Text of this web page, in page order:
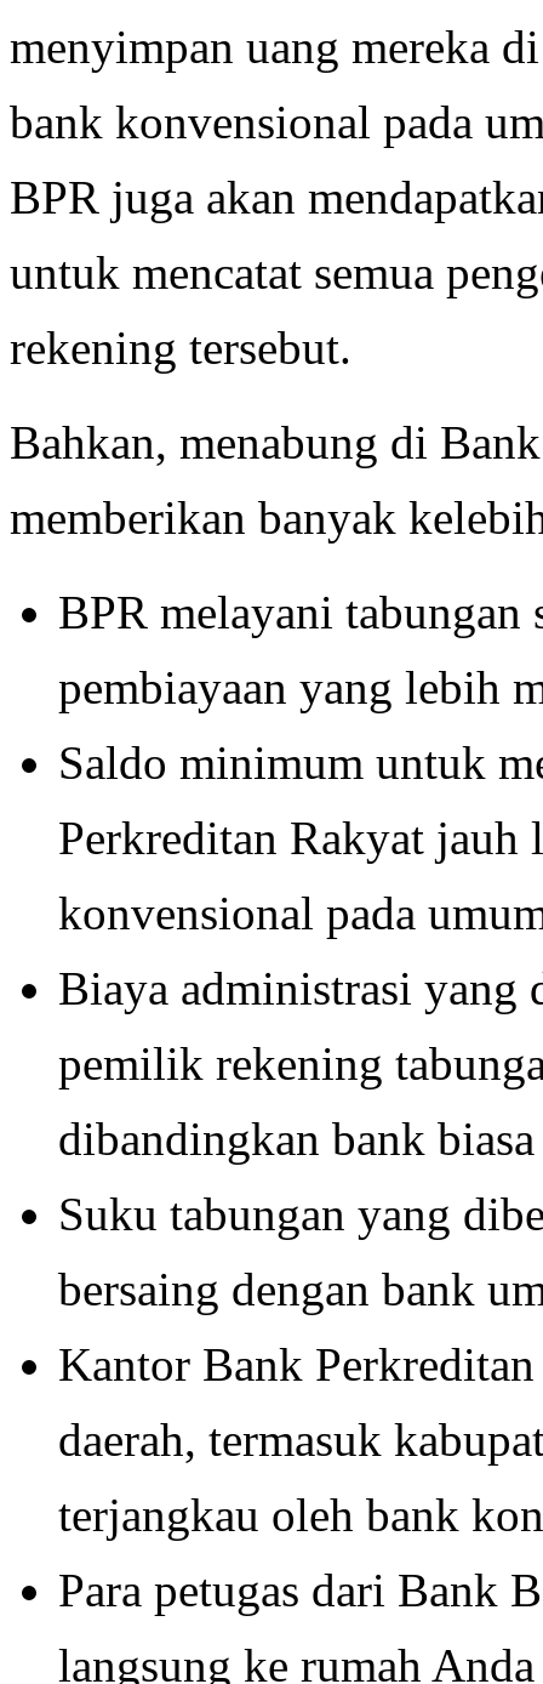
menyimpan uang mereka
bank konvensional pada
BPR juga akan
untuk mencatat semua
rekening tersebut.
Bahkan, menabung di
memberikan banyak
BPR melayani tabungan
pembiayaan yang lebih
Saldo minimum untuk
Perkreditan Rakyat jauh
konvensional pada
Biaya administrasi yang
pemilik rekening
dibandingkan bank biasa
Suku tabungan yang
bersaing dengan bank
Kantor Bank
daerah, termasuk
terjangkau oleh bank
Para petugas dari Bank
langsung ke rumah Anda